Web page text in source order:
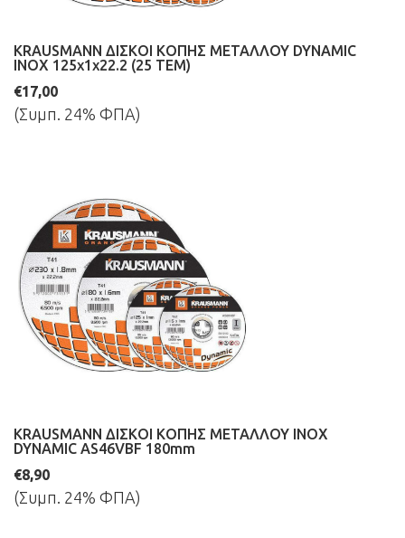
KRAUSMANN ΔΙΣΚΟΙ ΚΟΠΗΣ ΜΕΤΑΛΛΟΥ DYNAMIC
INOX 125x1x22.2 (25 ΤΕΜ)
€17,00
(Συμπ. 24% ΦΠΑ)
KRAUSMANN ΔΙΣΚΟΙ ΚΟΠΗΣ ΜΕΤΑΛΛΟΥ INOX
DYNAMIC AS46VBF 180mm
€8,90
(Συμπ. 24% ΦΠΑ)